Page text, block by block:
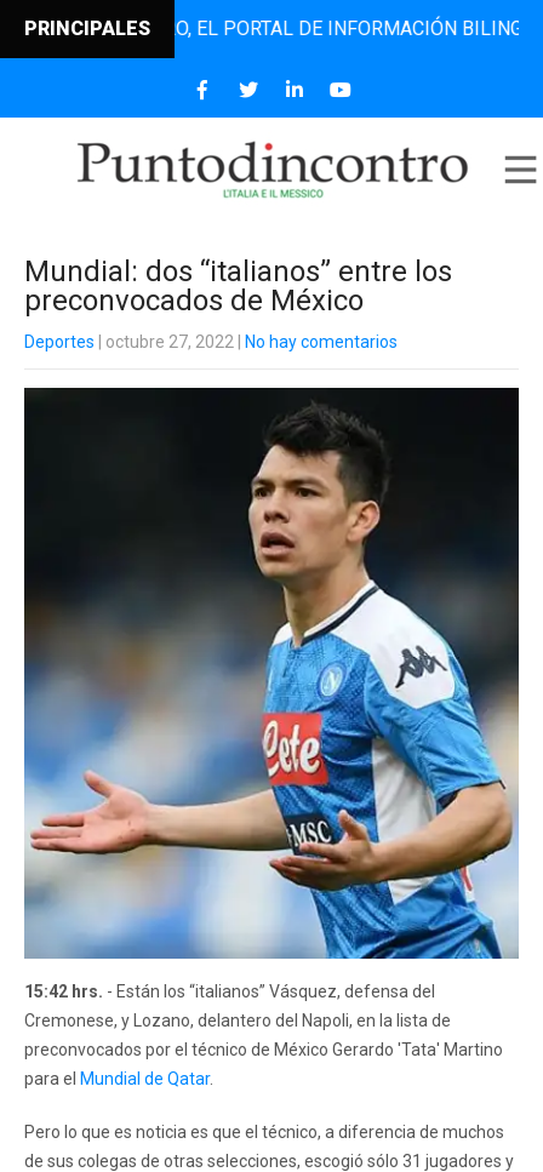
PRINCIPALESEL PORTAL DE INFORMACIÓN BILINGÜE
Mundial: dos “italianos” entre los
preconvocados de México
Deportes | octubre 27, 2022 No hay comentarios
15:42 hrs. - Están los “italianos” Vásquez, defensa del
Cremonese, y Lozano, delantero del Napoli, en la lista de
preconvocados por el técnico de México Gerardo 'Tata' Martino
para el Mundial de Qatar.
Pero lo que es noticia es que el técnico, a diferencia de muchos
de sus colegas de otras selecciones, escogió sólo 31 jugadores y